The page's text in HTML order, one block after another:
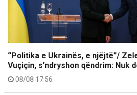
“Politika e Ukrainës, e njëjtë”/
Vuçiçin, s’ndryshon qëndrim: Nuk
08/08 17:56